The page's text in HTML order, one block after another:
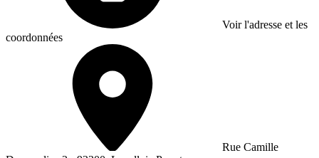
Voir l'adresse et les
coordonnées
Rue Camille